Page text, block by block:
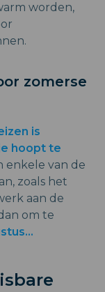
worden,
zomerse
is
hoopt te
enkele van de
zoals het
aan de
om te